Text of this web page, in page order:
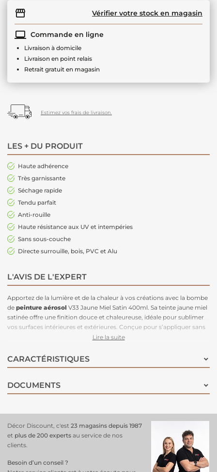
Vérifier votre stock en magasin
Commande en ligne
Livraison à domicile
Livraison en point relais
Retrait gratuit en magasin
Estimez vos frais de livraison.
LES + DU PRODUIT
Haute adhérence
Très garnissante
Séchage rapide
Tendu parfait
Anti-rouille
Haute résistance aux UV et intempéries
Sans sous-couche
Directe surrouille, bois, PVC et Alu
L'AVIS DE L'EXPERT
Apportez de la lumière et de la chaleur à vos créations avec la bombe
de peinture aérosol V33 Jaune Miel Satin 400ml. Sa teinte jaune miel
satinée offre une finition douce et chaleureuse, idéale pour sublimer
vos surfaces intérieures et extérieures. Conçue pour s’appliquer sans
peinture adhère directement
galva, qu’ils soient neufs, peints, vernis ou légèrement rouillés. La
peinture V33 Jaune Miel assure une protection contre la corrosion
offrant une adhérence renforcée sur les matériaux lisses. Grâce à son
format aérosol, elle permet une application précise, rapide et sans
relooker meubles, objets déco, fenêtres, portails ou grilles, la V33
Jaune Miel allie esthétique, praticité et durabilité pour tous vos
projets.
Lire la suite
CARACTÉRISTIQUES
DOCUMENTS
Décor Discount, c'est 23 magasins depuis 1987
et plus de 200 experts au service de nos
clients.
Besoin d’un conseil ?